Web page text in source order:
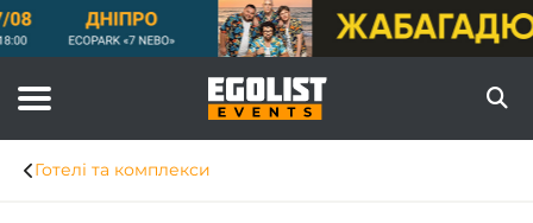
Готелі та комплекси